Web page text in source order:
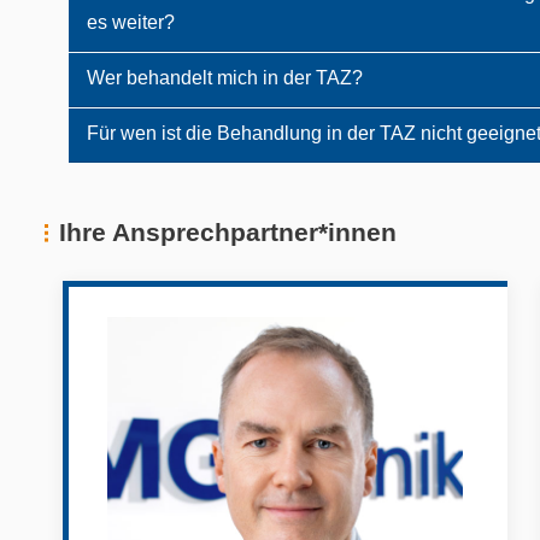
es weiter?
Wer behandelt mich in der TAZ?
Für wen ist die Behandlung in der TAZ nicht
Ihre Ansprechpartner*innen